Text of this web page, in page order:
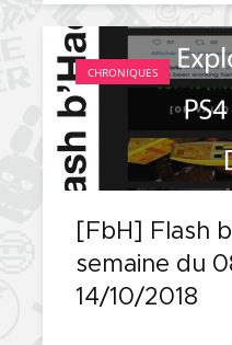
CHRONIQUES
[FbH] Flash
semaine du
14/10/2018